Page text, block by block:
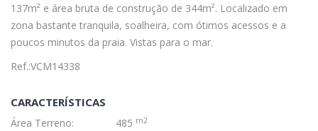
137m² e área bruta de construção de 344m². Localizado em
zona bastante tranquila, soalheira, com ótimos acessos e a
poucos minutos da praia. Vistas para o mar.
Ref.:VCM14338
CARACTERÍSTICAS
Área Terreno: 485 m2